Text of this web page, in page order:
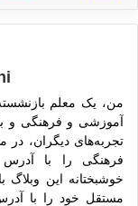
آموزشی و فرهنگی و
تجربه‌های دیگران، در
خوشبختانه این